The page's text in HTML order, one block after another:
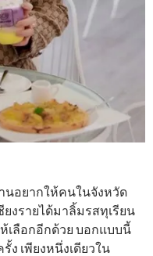
นอยากให้คนในจังหวัด
ยงรายได้มาลิ้มรสทุเรียน
เลือกอีกด้วย บอกแบบนี้
ง เพียงหนึ่งเดียวใน